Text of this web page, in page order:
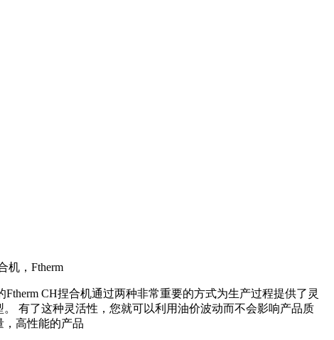
CH捏合机通过两种非常重要的方式为生产过程提供了灵
有了这种灵活性，您就可以利用油价波动而不会影响产品质
，高性能的产品